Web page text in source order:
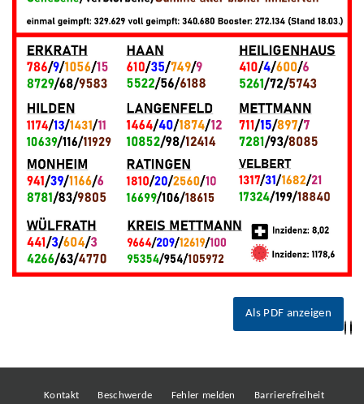
Als PDF anzeigen
Kontakt Beschwerde Fehler melden Barrierefreiheit